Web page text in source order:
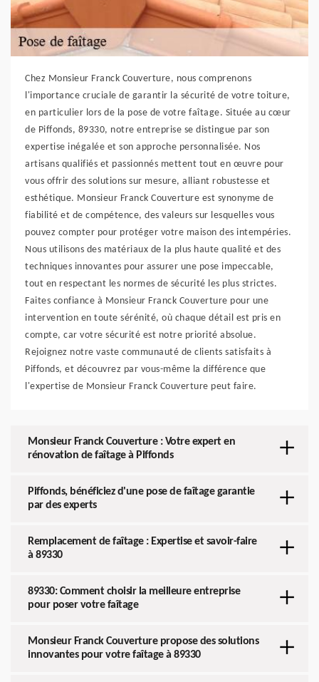
Chez Monsieur Franck Couverture, nous comprenons
l'importance cruciale de garantir la sécurité de votre toiture,
en particulier lors de la pose de votre faîtage. Située au cœur
de Piffonds, 89330, notre entreprise se distingue par son
expertise inégalée et son approche personnalisée. Nos
artisans qualifiés et passionnés mettent tout en œuvre pour
vous offrir des solutions sur mesure, alliant robustesse et
esthétique. Monsieur Franck Couverture est synonyme de
fiabilité et de compétence, des valeurs sur lesquelles vous
pouvez compter pour protéger votre maison des intempéries.
Nous utilisons des matériaux de la plus haute qualité et des
techniques innovantes pour assurer une pose impeccable,
tout en respectant les normes de sécurité les plus strictes.
Faites confiance à Monsieur Franck Couverture pour une
intervention en toute sérénité, où chaque détail est pris en
compte, car votre sécurité est notre priorité absolue.
Rejoignez notre vaste communauté de clients satisfaits à
Piffonds, et découvrez par vous-même la différence que
l'expertise de Monsieur Franck Couverture peut faire.
Monsieur Franck Couverture : Votre expert en
rénovation de faîtage à Piffonds
Piffonds, bénéficiez d'une pose de faîtage garantie
par des experts
Remplacement de faîtage : Expertise et savoir-faire
à 89330
89330: Comment choisir la meilleure entreprise
pour poser votre faîtage
Monsieur Franck Couverture propose des solutions
innovantes pour votre faîtage à 89330